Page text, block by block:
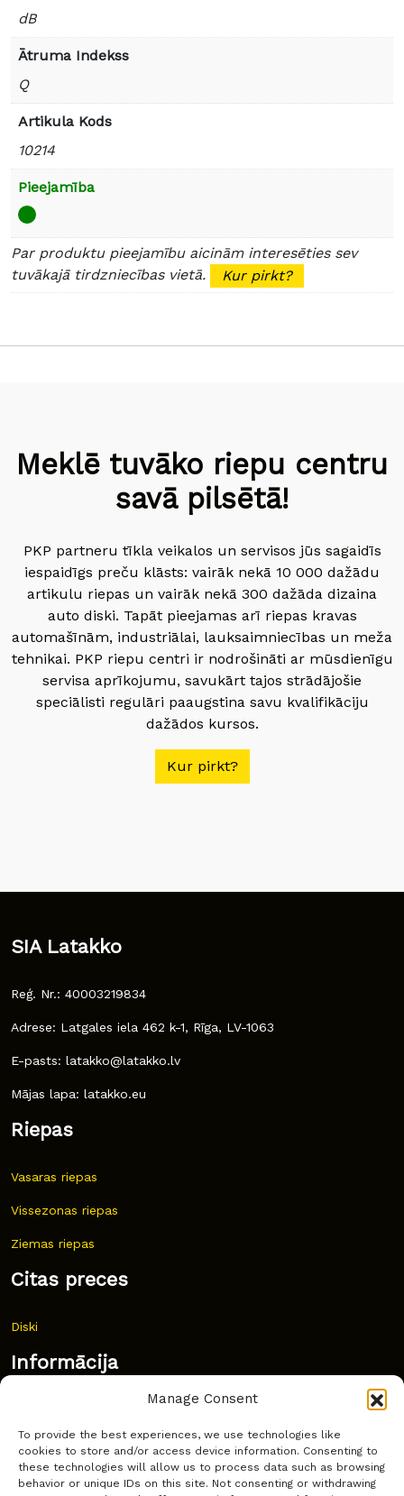
Manage Consent
To provide the best experiences, we use technologies like
cookies to store and/or access device information. Consenting to
these technologies will allow us to process data such as browsing
behavior or unique IDs on this site. Not consenting or withdrawing
dB
Ātruma Indekss
Q
Artikula Kods
10214
Pieejamība
Par produktu pieejamību aicinām interesēties sev
tuvākajā tirdzniecības vietā.
Kur pirkt?
Meklē tuvāko riepu centru
savā pilsētā!
PKP partneru tīkla veikalos un servisos jūs sagaidīs
iespaidīgs preču klāsts: vairāk nekā 10 000 dažādu
artikulu riepas un vairāk nekā 300 dažāda dizaina
auto diski. Tapāt pieejamas arī riepas kravas
automašīnām, industriālai, lauksaimniecības un meža
tehnikai. PKP riepu centri ir nodrošināti ar mūsdienīgu
servisa aprīkojumu, savukārt tajos strādājošie
speciālisti regulāri paaugstina savu kvalifikāciju
dažādos kursos.
Kur pirkt?
SIA Latakko
Reģ. Nr.: 40003219834
Adrese: Latgales iela 462 k-1, Rīga, LV-1063
E-pasts: latakko@latakko.lv
Mājas lapa: latakko.eu
Riepas
Vasaras riepas
Vissezonas riepas
Ziemas riepas
Citas preces
Diski
Informācija
Bieži uzdoti jautājumi
Kur pirkt?